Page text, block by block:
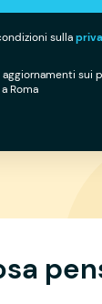
sulla
sui
Roma